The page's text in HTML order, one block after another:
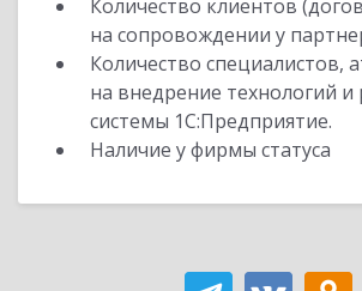
Количество клиентов
на сопровождении у
Количество специалистов,
на внедрение технологий
системы 1С:Предприятие.
Наличие у фирмы статуса